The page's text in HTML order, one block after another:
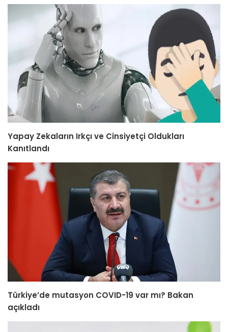
Yapay Zekaların Irkçı ve Cinsiyetçi Oldukları
Kanıtlandı
Türkiye’de mutasyon COVID-19 var mı? Bakan
açıkladı